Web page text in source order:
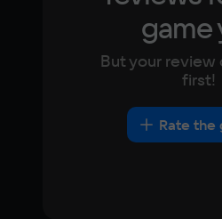
game
But your review
first!
Rate the